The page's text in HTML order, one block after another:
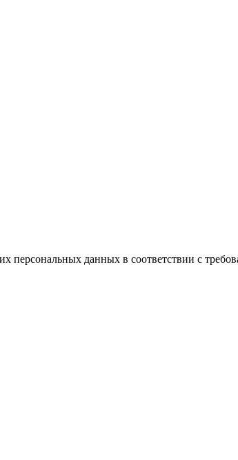
персональных данных в соответствии с